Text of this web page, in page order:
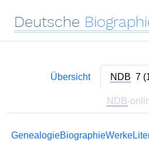
Deutsche
Übersicht NDB 7
NDB-
GenealogieBiographieWerke